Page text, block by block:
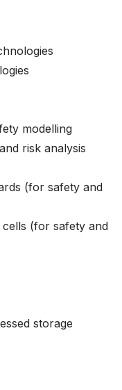
modelling
risk analysis
(for safety and
(for safety and
storage